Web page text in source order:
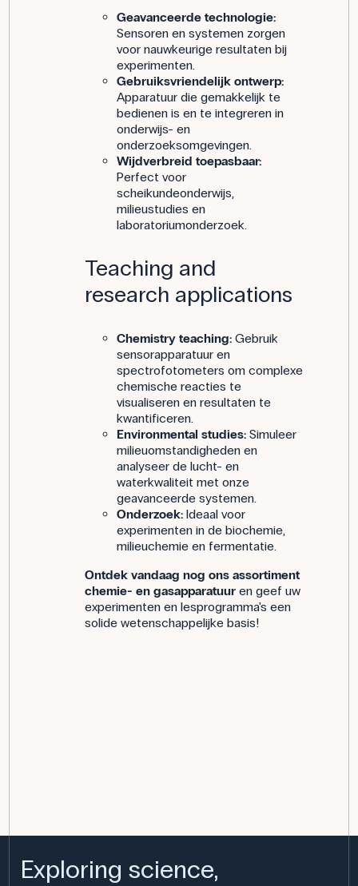
Geavanceerde technologie:
Sensoren en systemen zorgen
voor nauwkeurige resultaten bij
experimenten.
Gebruiksvriendelijk ontwerp:
Apparatuur die gemakkelijk te
bedienen is en te integreren in
onderwijs- en
onderzoeksomgevingen.
Wijdverbreid toepasbaar:
Perfect voor
scheikundeonderwijs,
milieustudies en
laboratoriumonderzoek.
Teaching and
research applications
Chemistry teaching:Gebruik
sensorapparatuur en
spectrofotometers om complexe
chemische reacties te
visualiseren en resultaten te
kwantificeren.
Environmental studies:Simuleer
milieuomstandigheden en
analyseer de lucht- en
waterkwaliteit met onze
geavanceerde systemen.
Onderzoek:Ideaal voor
experimenten in de biochemie,
milieuchemie en fermentatie.
Ontdek vandaag nog ons assortiment
chemie- en gasapparatuuren geef uw
experimenten en lesprogramma's een
solide wetenschappelijke basis!
Exploring science,